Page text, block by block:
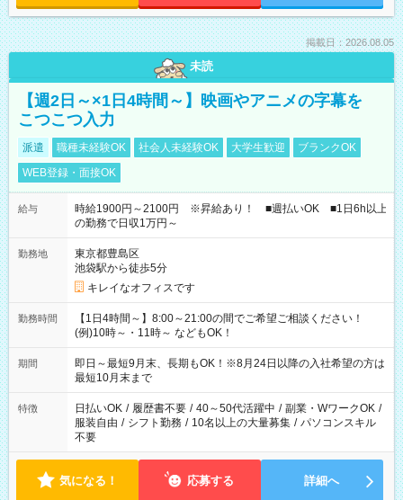
掲載日：2026.08.05
未読
【週2日～×1日4時間～】映画やアニメの字幕を
こつこつ入力
派遣 職種未経験OK 社会人未経験OK 大学生歓迎
ブランクOK
WEB登録・面接OK
給与
時給1900円～2100円 ※昇給あり！ ■週払いOK ■1日6h以上
の勤務で日収1万円～
勤務地
東京都豊島区
池袋駅から徒歩5分
キレイなオフィスです
勤務時間
【1日4時間～】8:00～21:00の間でご希望ご相談ください！
(例)10時～・11時～ などもOK！
期間
即日～最短9月末、長期もOK！※8月24日以降の入社希望の方は
最短10月末まで
特徴 日払いOK / 履歴書不要 / 40～50代活躍中 / 副業・WワークOK /
服装自由 / シフト勤務 / 10名以上の大量募集 / パソコンスキル
不要
気になる！ 応募する 詳細へ